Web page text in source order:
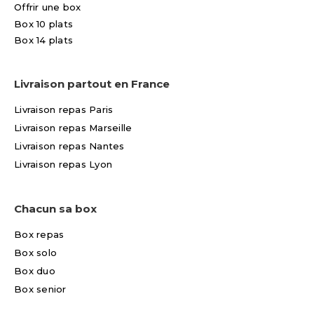
Offrir une box
Box 10 plats
Box 14 plats
Livraison partout en France
Livraison repas Paris
Livraison repas Marseille
Livraison repas Nantes
Livraison repas Lyon
Chacun sa box
Box repas
Box solo
Box duo
Box senior